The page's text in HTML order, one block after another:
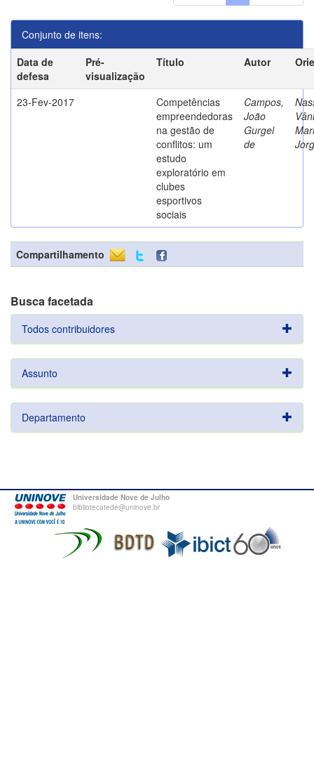
Conjunto de itens:
Data de
defesa
Pré-
visualização
Título Autor
23-Fev-2017
Competências
empreendedoras
na gestão de
conflitos: um
estudo
exploratório em
clubes
esportivos
sociais
Campos,
João
Gurgel
de
Compartilhamento
Busca facetada
Todos contribuidores
Assunto
Departamento
Universidade Nove de Julho
bibliotecatede@uninove.br